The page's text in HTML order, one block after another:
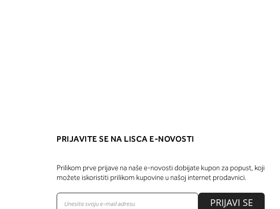
PRIJAVITE SE NA LISCA E-NOVOSTI
Prilikom prve prijave na naše e-novosti dobijate kupon za popust, koji
možete iskoristiti prilikom kupovine u našoj internet prodavnici.
PRIJAVI SE